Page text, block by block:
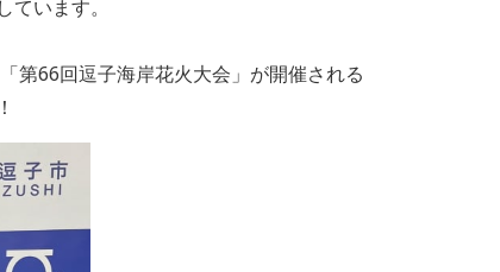
います。
第66回逗子海岸花火大会」が開催される